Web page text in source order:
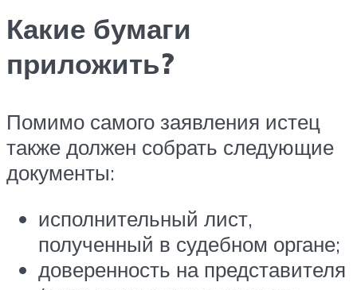
Какие бумаги
приложить?
Помимо самого заявления истец
также должен собрать следующие
документы:
исполнительный лист,
полученный в судебном органе;
доверенность на представителя